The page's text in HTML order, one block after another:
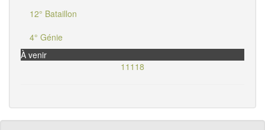
12° Bataillon
4° Génie
À venir
11118